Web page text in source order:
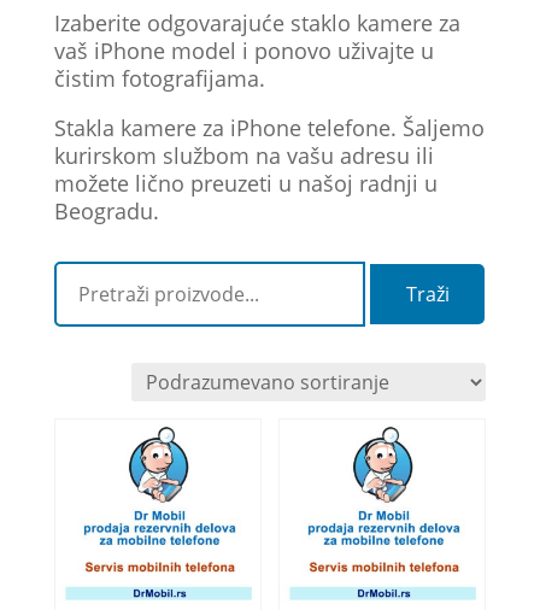
Izaberite odgovarajuće staklo kamere za
vaš iPhone model i ponovo uživajte u
čistim fotografijama.
Stakla kamere za iPhone telefone. Šaljemo
kurirskom službom na vašu adresu ili
možete lično preuzeti u našoj radnji u
Beogradu.
Traži